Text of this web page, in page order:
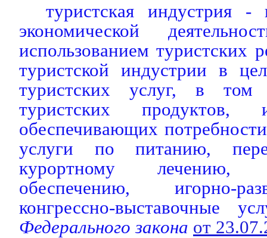
туристская индустрия -
экономической
использованием туристских
туристской индустрии в
туристских услуг, в том
туристских
обеспечивающих
услуги по питанию,
курортному лечению,
обеспечению, игорно-
конгрессно-выставочные
Федерального закона от